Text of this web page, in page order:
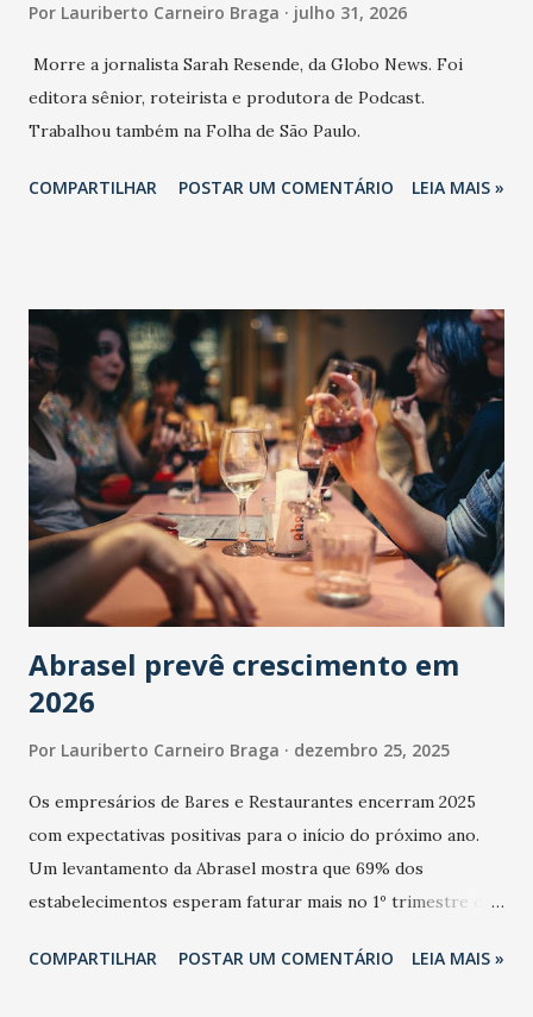
Por Lauriberto Carneiro Braga julho 31, 2026
Morre a jornalista Sarah Resende, da Globo News. Foi
editora sênior, roteirista e produtora de Podcast.
Trabalhou também na Folha de São Paulo.
COMPARTILHAR POSTAR UM COMENTÁRIO LEIA MAIS »
Abrasel prevê crescimento em
2026
Por Lauriberto Carneiro Braga dezembro 25, 2025
Os empresários de Bares e Restaurantes encerram 2025
com expectativas positivas para o início do próximo ano.
Um levantamento da Abrasel mostra que 69% dos
estabelecimentos esperam faturar mais no 1º trimestre de
relação ao último trimestre deste ano, 56% também
COMPARTILHAR POSTAR UM COMENTÁRIO LEIA MAIS »